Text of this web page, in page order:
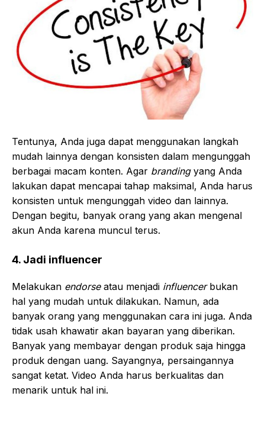
Tentunya, Anda juga dapat menggunakan langkah
mudah lainnya dengan konsisten dalam mengunggah
berbagai macam konten. Agar branding yang Anda
lakukan dapat mencapai tahap maksimal, Anda harus
konsisten untuk mengunggah video dan lainnya.
Dengan begitu, banyak orang yang akan mengenal
akun Anda karena muncul terus.
4. Jadi influencer
Melakukan endorse atau menjadi influencer bukan
hal yang mudah untuk dilakukan. Namun, ada
banyak orang yang menggunakan cara ini juga. Anda
tidak usah khawatir akan bayaran yang diberikan.
Banyak yang membayar dengan produk saja hingga
produk dengan uang. Sayangnya, persaingannya
sangat ketat. Video Anda harus berkualitas dan
menarik untuk hal ini.